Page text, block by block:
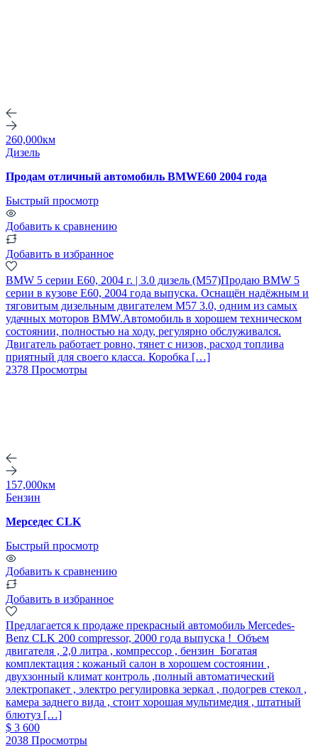
260,000км
Дизель
Продам отличный автомобиль BMWE60 2004 года
Быстрый просмотр
Добавить к сравнению
Добавить в избранное
BMW 5 серии E60, 2004 г. | 3.0 дизель (M57)Продаю BMW 5
серии в кузове E60, 2004 года выпуска. Оснащён надёжным и
тяговитым дизельным двигателем M57 3.0, одним из самых
удачных моторов BMW.Автомобиль в хорошем техническом
состоянии, полностью на ходу, регулярно обслуживался.
Двигатель работает ровно, тянет с низов, расход топлива
приятный для своего класса. Коробка […]
2378 Просмотры
157,000км
Бензин
Мерседес CLK
Быстрый просмотр
Добавить к сравнению
Добавить в избранное
Предлагается к продаже прекрасный автомобиль Mercedes-
Benz CLK 200 compressor, 2000 года выпуска ! Объем
двигателя , 2,0 литра , компрессор , бензин Богатая
комплектация : кожаный салон в хорошем состоянии ,
двухзонный климат контроль ,полный автоматический
электропакет , электро регулировка зеркал , подогрев стекол ,
камера заднего вида , стоит хорошая мультимедия , штатный
блютуз […]
$ 3 600
2038 Просмотры